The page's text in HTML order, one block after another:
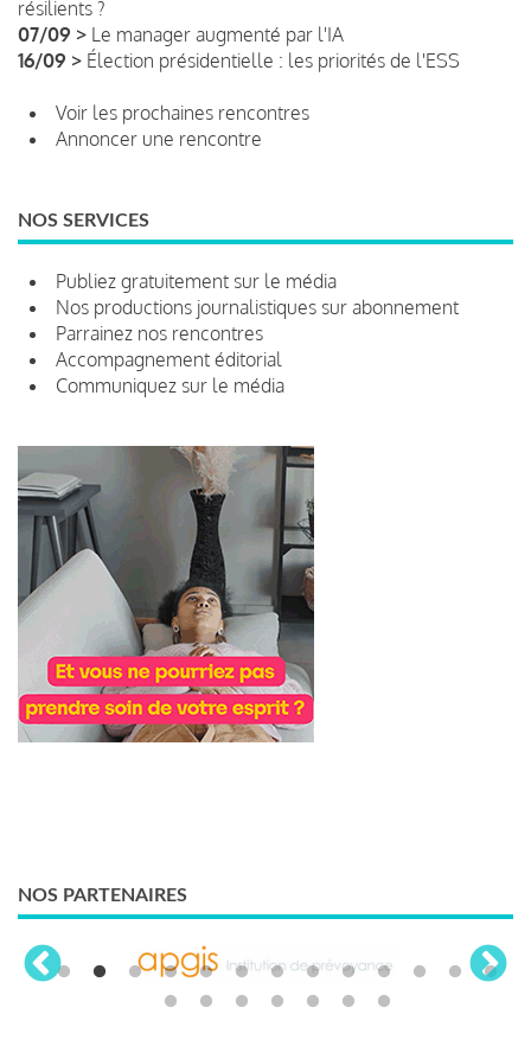
résilients ?
07/09 > Le manager augmenté par l'IA
16/09 > Élection présidentielle : les priorités de l'ESS
Voir les prochaines rencontres
Annoncer une rencontre
NOS SERVICES
Publiez gratuitement sur le média
Nos productions journalistiques sur abonnement
Parrainez nos rencontres
Accompagnement éditorial
Communiquez sur le média
NOS PARTENAIRES